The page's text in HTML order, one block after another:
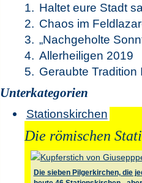
Haltet eure Stadt
Chaos im
„Nachgeholte
Allerheiligen 2019
Geraubte Tradition
Unterkategorien
Stationskirchen
Die römischen
Die sieben Pilgerkirchen, die